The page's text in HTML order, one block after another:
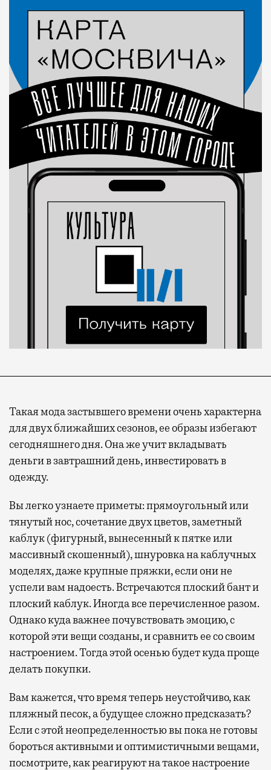
Такая мода застывшего времени очень характерна
для двух ближайших сезонов, ее образы избегают
сегодняшнего дня. Она же учит вкладывать
деньги в завтрашний день, инвестировать в
одежду.
Вы легко узнаете приметы: прямоугольный или
тянутый нос, сочетание двух цветов, заметный
каблук (фигурный, вынесенный к пятке или
массивный скошенный), шнуровка на каблучных
моделях, даже крупные пряжки, если они не
успели вам надоесть. Встречаются плоский бант и
плоский каблук. Иногда все перечисленное разом.
Однако куда важнее почувствовать эмоцию, с
которой эти вещи созданы, и сравнить ее со своим
настроением. Тогда этой осенью будет куда проще
делать покупки.
Вам кажется, что время теперь неустойчиво, как
пляжный песок, а будущее сложно предсказать?
Если с этой неопределенностью вы пока не готовы
бороться активными и оптимистичными вещами,
посмотрите, как реагируют на такое настроение